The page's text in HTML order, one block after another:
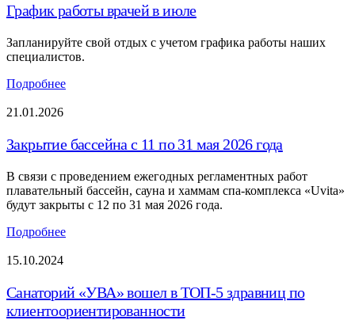
График работы врачей в июле
Запланируйте свой отдых с учетом графика работы наших
специалистов.
Подробнее
21.01.2026
Закрытие бассейна с 11 по 31 мая 2026 года
В связи с проведением ежегодных регламентных работ
плавательный бассейн, сауна и хаммам спа-комплекса «Uvita»
будут закрыты с 12 по 31 мая 2026 года.
Подробнее
15.10.2024
Санаторий «УВА» вошел в ТОП-5 здравниц по
клиентоориентированности